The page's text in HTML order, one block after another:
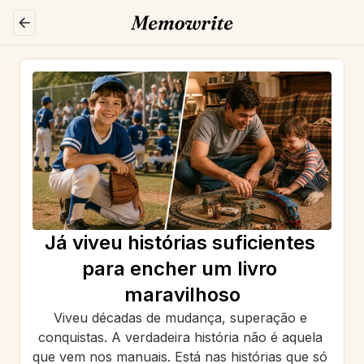
Já viveu histórias suficientes
para encher um livro
maravilhoso
Viveu décadas de mudança, superação e
conquistas. A verdadeira história não é aquela
que vem nos manuais. Está nas histórias que só